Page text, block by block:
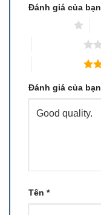
Đánh giá của bạn
Đánh giá của bạn
Tên *